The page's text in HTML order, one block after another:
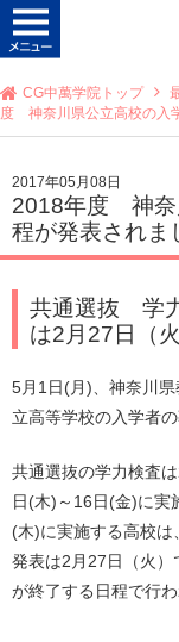
CG中萬学院トップ
度 神奈川県公立高校の入
2017年05月08日
2018年度 神奈
程が発表されま
共通選抜 学
は2月27日（火
5月1日(月)、神奈川
立高等学校の入学者
共通選抜の学力検査
日(木)～16日(金)に実
(木)に実施する高校
発表は2月27日（火
が終了する日程で行わ